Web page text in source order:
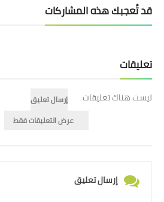
قد تُعجبك هذه المشاركات
تعليقات
ليست هناك تعليقات
إرسال تعليق
عرض التعليقات فقط
إرسال تعليق